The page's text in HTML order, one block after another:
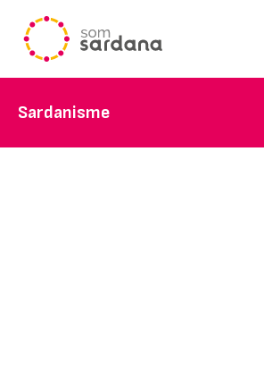
Sardanisme